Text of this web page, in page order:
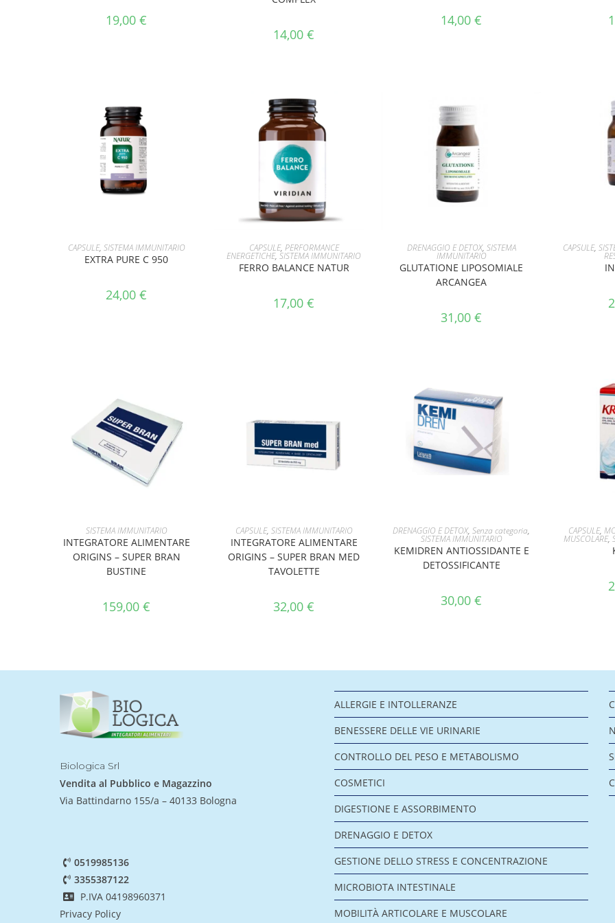
19,00 €
14,00 €
14,00 €
AGGIUNGI AL CARRELLO
CAPSULE, SISTEMA IMMUNITARIO
EXTRA PURE C 950
24,00 €
AGGIUNGI AL CARRELLO
CAPSULE, PERFORMANCE
ENERGETICHE, SISTEMA IMMUNITARIO
FERRO BALANCE NATUR
17,00 €
AGGIUNGI AL CARRELLO
DRENAGGIO E DETOX, SISTEMA
IMMUNITARIO
GLUTATIONE LIPOSOMIALE
ARCANGEA
31,00 €
CAPSULE,
AGGIUNGI AL CARRELLO
SISTEMA IMMUNITARIO
INTEGRATORE ALIMENTARE
ORIGINS – SUPER BRAN
BUSTINE
159,00 €
AGGIUNGI AL CARRELLO
CAPSULE, SISTEMA IMMUNITARIO
INTEGRATORE ALIMENTARE
ORIGINS – SUPER BRAN MED
TAVOLETTE
32,00 €
AGGIUNGI AL CARRELLO
DRENAGGIO E DETOX, Senza categoria,
SISTEMA IMMUNITARIO
KEMIDREN ANTIOSSIDANTE E
DETOSSIFICANTE
30,00 €
CAPSULE,
MUSCOLARE,
Biologica Srl
Vendita al Pubblico e Magazzino
Via Battindarno 155/a – 40133 Bologna
0519985136
3355387122
P.IVA 04198960371
Privacy Policy
ALLERGIE E INTOLLERANZE
BENESSERE DELLE VIE URINARIE
CONTROLLO DEL PESO E METABOLISMO
COSMETICI
DIGESTIONE E ASSORBIMENTO
DRENAGGIO E DETOX
GESTIONE DELLO STRESS E CONCENTRAZIONE
MICROBIOTA INTESTINALE
MOBILITÀ ARTICOLARE E MUSCOLARE